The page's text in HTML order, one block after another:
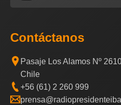
Contáctanos
Pasaje Los Alamos Nº
Chile
+56 (61) 2 260 999